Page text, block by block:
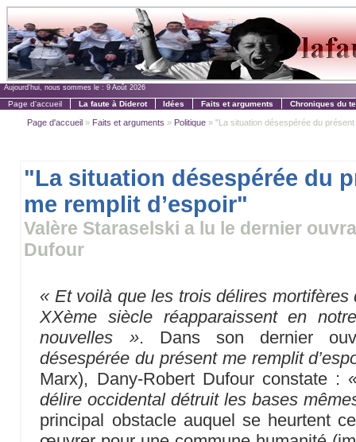
Aujourd'hui, nous sommes le : 9 Août 2026
Page d'accueil La faute à Diderot Idées Faits et arguments Chroniques du
Page d'accueil » Faits et arguments » Politique » "La situation désespérée du présent
"La situation désespérée du
me remplit d’espoir"
Valère Staraselski a lu le dernier
Dufour
« Et voilà que les trois délires
XXème siècle réapparaissent en
nouvelles ». Dans son dernier
désespérée du présent me remplit
Marx), Dany-Robert Dufour constate :
délire occidental détruit les bases
principal obstacle auquel se heurtent